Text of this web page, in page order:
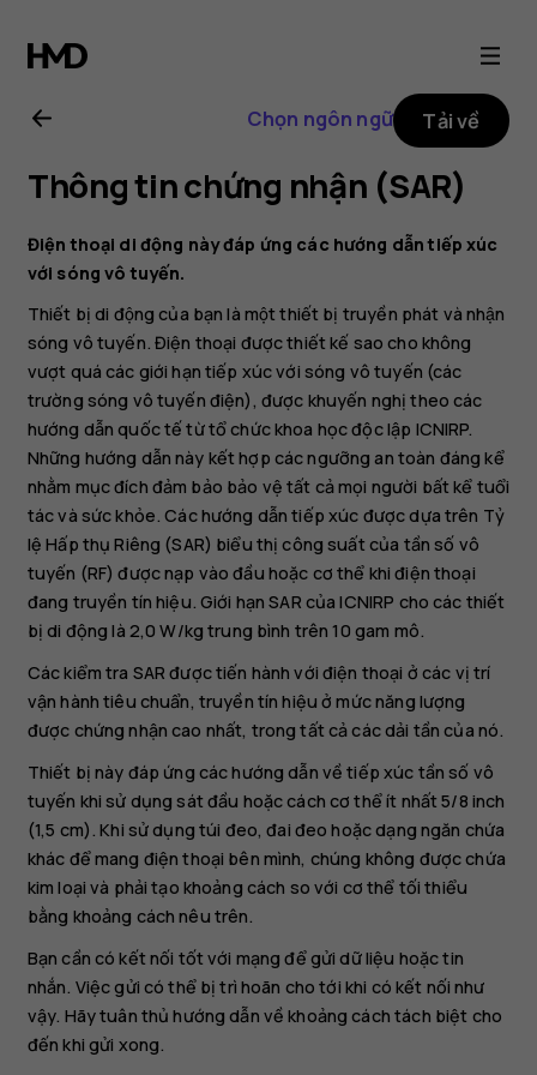
Hướng
dẫn
sử
dụng
Nokia
2.1
Chọn ngôn ngữ Tải về
Thông tin chứng nhận (SAR)
Điện thoại di động này đáp ứng các hướng dẫn tiếp xúc
với sóng vô tuyến.
Thiết bị di động của bạn là một thiết bị truyền phát và nhận
sóng vô tuyến. Điện thoại được thiết kế sao cho không
vượt quá các giới hạn tiếp xúc với sóng vô tuyến (các
trường sóng vô tuyến điện), được khuyến nghị theo các
hướng dẫn quốc tế từ tổ chức khoa học độc lập ICNIRP.
Những hướng dẫn này kết hợp các ngưỡng an toàn đáng kể
nhằm mục đích đảm bảo bảo vệ tất cả mọi người bất kể tuổi
tác và sức khỏe. Các hướng dẫn tiếp xúc được dựa trên Tỷ
lệ Hấp thụ Riêng (SAR) biểu thị công suất của tần số vô
tuyến (RF) được nạp vào đầu hoặc cơ thể khi điện thoại
đang truyền tín hiệu. Giới hạn SAR của ICNIRP cho các thiết
bị di động là 2,0 W/kg trung bình trên 10 gam mô.
Các kiểm tra SAR được tiến hành với điện thoại ở các vị trí
vận hành tiêu chuẩn, truyền tín hiệu ở mức năng lượng
được chứng nhận cao nhất, trong tất cả các dải tần của nó.
Thiết bị này đáp ứng các hướng dẫn về tiếp xúc tần số vô
tuyến khi sử dụng sát đầu hoặc cách cơ thể ít nhất 5/8 inch
(1,5 cm). Khi sử dụng túi đeo, đai đeo hoặc dạng ngăn chứa
khác để mang điện thoại bên mình, chúng không được chứa
kim loại và phải tạo khoảng cách so với cơ thể tối thiểu
bằng khoảng cách nêu trên.
Bạn cần có kết nối tốt với mạng để gửi dữ liệu hoặc tin
nhắn. Việc gửi có thể bị trì hoãn cho tới khi có kết nối như
vậy. Hãy tuân thủ hướng dẫn về khoảng cách tách biệt cho
đến khi gửi xong.